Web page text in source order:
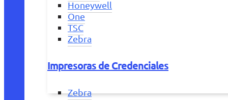
Honeywell
One
TSC
Zebra
Impresoras de Credenciales
Zebra